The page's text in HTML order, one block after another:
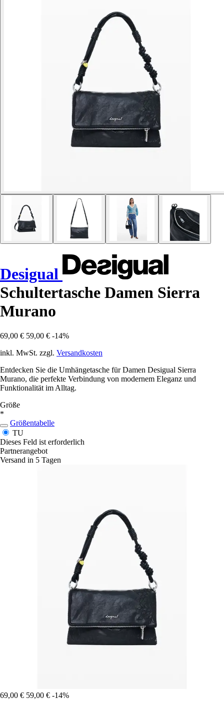
Desigual
Schultertasche Damen Sierra
Murano
69,00 € 59,00 € -14%
inkl. MwSt. zzgl. Versandkosten
Entdecken Sie die Umhängetasche für Damen Desigual Sierra
Murano, die perfekte Verbindung von modernem Eleganz und
Funktionalität im Alltag.
Größe
*
Größentabelle
TU
Dieses Feld ist erforderlich
Partnerangebot
Versand in 5 Tagen
69,00 € 59,00 € -14%